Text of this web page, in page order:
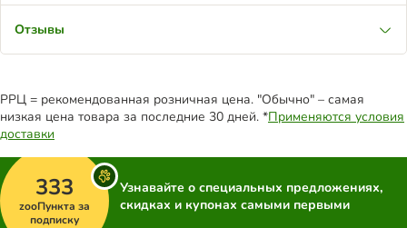
Отзывы
РРЦ = рекомендованная розничная цена. "Обычно" – самая
низкая цена товара за последние 30 дней. *Применяются условия
доставки
333
zooПункта за
подписку
Узнавайте о специальных предложениях,
скидках и купонах самыми первыми